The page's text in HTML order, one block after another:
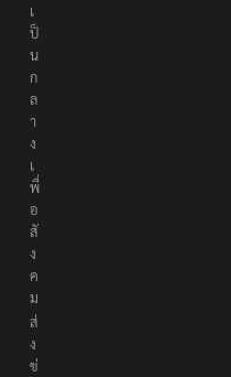
เ
ป็
น
ก
ล
า
ง
เ
พื่
อ
สั
ง
ค
ม
ส่
ง
ข่